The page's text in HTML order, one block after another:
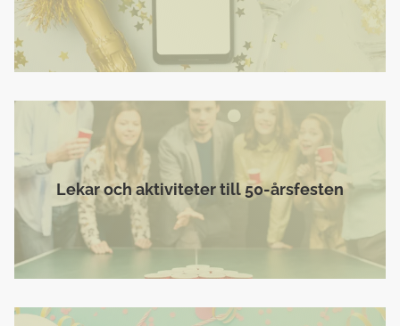
Lekar och aktiviteter till 50-årsfesten